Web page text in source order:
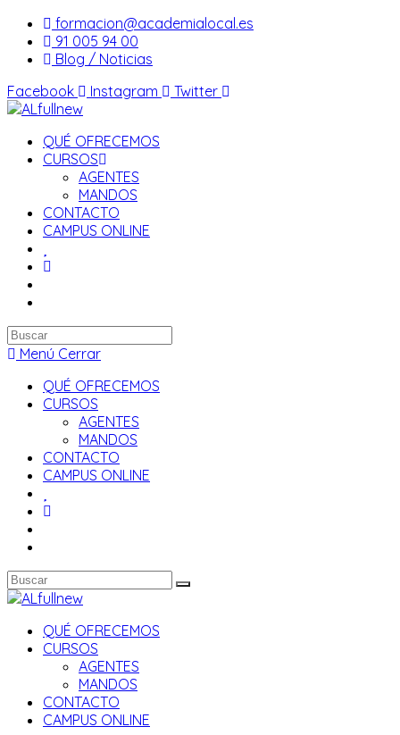
Saltar
contenido
formacion@academialocal.es
91 005 94 00
Blog / Noticias
Facebook
Instagram Twitter
QUÉ OFRECEMOS
CURSOS
AGENTES
MANDOS
CONTACTO
CAMPUS ONLINE
Buscar
en
web
Menú Cerrar
QUÉ OFRECEMOS
CURSOS
AGENTES
MANDOS
CONTACTO
CAMPUS ONLINE
QUÉ OFRECEMOS
CURSOS
AGENTES
MANDOS
CONTACTO
CAMPUS ONLINE